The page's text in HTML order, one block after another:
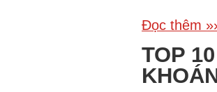
Đọc thêm
TOP